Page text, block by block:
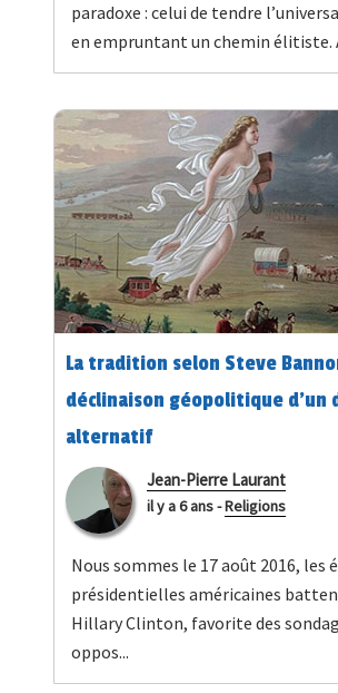
paradoxe : celui de tendre
en empruntant un chemin élitiste.
La tradition selon Steve
déclinaison géopolitique d’un
alternatif
Jean-Pierre Laurant
il y a 6 ans-Religions
Nous sommes le 17 août 2016, les
présidentielles américaines
Hillary Clinton, favorite des
oppos...